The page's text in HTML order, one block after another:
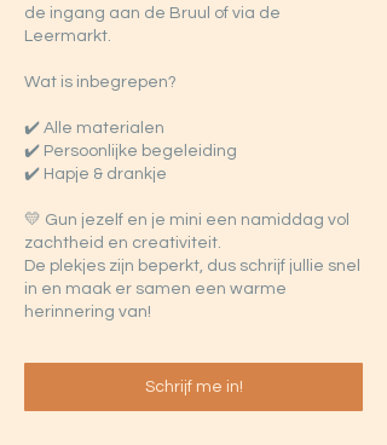
de ingang aan de Bruul of via de
Leermarkt.
Wat is inbegrepen?
✔️ Alle materialen
✔️ Persoonlijke begeleiding
✔️ Hapje & drankje
💛 Gun jezelf en je mini een namiddag vol
zachtheid en creativiteit.
De plekjes zijn beperkt, dus schrijf jullie snel
in en maak er samen een warme
herinnering van!
Schrijf me in!